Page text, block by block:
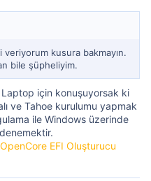
veriyorum kusura bakmayın.
bile şüpheliyim.
için konuşuyorsak ki
ve Tahoe kurulumu yapmak
ile Windows üzerinde
EFI Oluşturucu